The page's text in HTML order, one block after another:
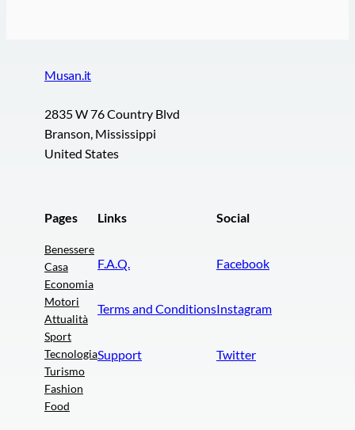
Musan.it
2835 W 76 Country Blvd
Branson, Mississippi
United States
Pages
Benessere
Casa
Economia
Motori
Attualità
Sport
Tecnologia
Turismo
Fashion
Food
Links
F.A.Q.
Terms and Conditions
Support
Social
Facebook
Instagram
Twitter